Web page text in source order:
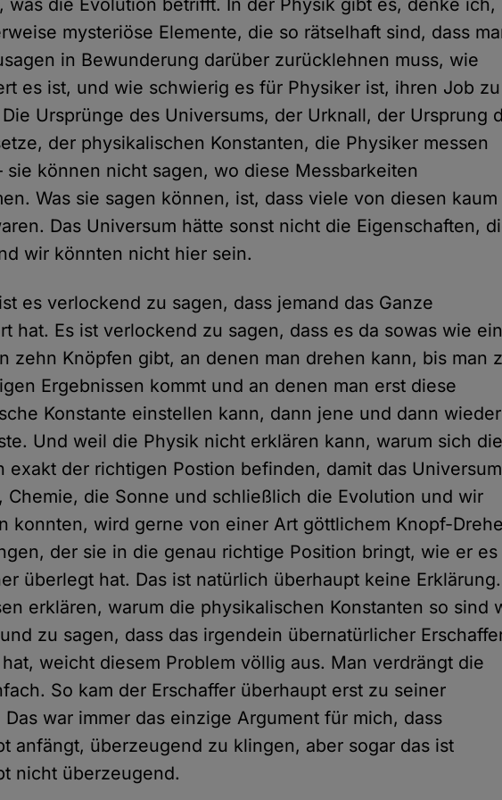
was die Evolution betrifft. In der Physik gibt es, denke ich,
mysteriöse Elemente, die so rätselhaft sind, dass
in Bewunderung darüber zurücklehnen muss, wie
es ist, und wie schwierig es für Physiker ist, ihren Job zu
Ursprünge des Universums, der Urknall, der Ursprung
der physikalischen Konstanten, die Physiker messen
sie können nicht sagen, wo diese Messbarkeiten
Was sie sagen können, ist, dass viele von diesen kaum
Das Universum hätte sonst nicht die Eigenschaften,
wir könnten nicht hier sein.
es verlockend zu sagen, dass jemand das Ganze
hat. Es ist verlockend zu sagen, dass es da sowas wie
zehn Knöpfen gibt, an denen man drehen kann, bis man
Ergebnissen kommt und an denen man erst diese
Konstante einstellen kann, dann jene und dann wieder
Und weil die Physik nicht erklären kann, warum sich die
exakt der richtigen Postion befinden, damit das
Chemie, die Sonne und schließlich die Evolution und wir
konnten, wird gerne von einer Art göttlichem Knopf-
der sie in die genau richtige Position bringt, wie er es
überlegt hat. Das ist natürlich überhaupt keine Erklärung.
erklären, warum die physikalischen Konstanten so sind
zu sagen, dass das irgendein übernatürlicher
weicht diesem Problem völlig aus. Man verdrängt die
So kam der Erschaffer überhaupt erst zu seiner
Das war immer das einzige Argument für mich, dass
anfängt, überzeugend zu klingen, aber sogar das ist
nicht überzeugend.